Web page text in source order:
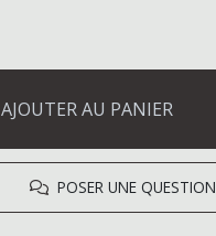
AJOUTER AU PANIER
POSER UNE QUESTION